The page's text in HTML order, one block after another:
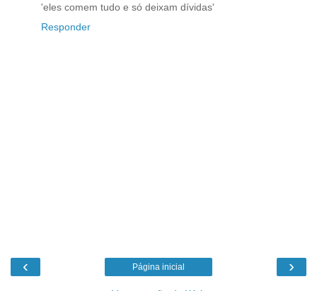
'eles comem tudo e só deixam dívidas'
Responder
‹ ›
Página inicial